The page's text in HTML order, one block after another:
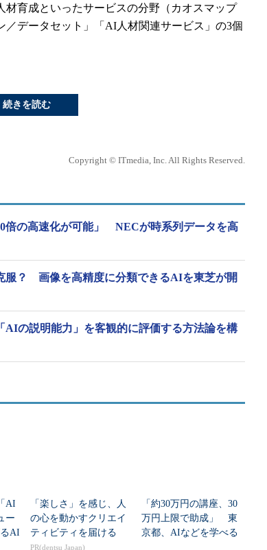
育成といったサービスの分野（カオスマップ
データセット」「AI人材関連サービス」の3個
続きを読む
Copyright © ITmedia, Inc. All Rights Reserved.
倍の高速化が可能」 NECが時系列データを高
服？ 画像を高精度に分類できるAIを東芝が開
AIの説明能力」を客観的に評価する方法論を構
AI
ー
AI
「楽しさ」を感じ、人
の心を動かすクリエイ
ティビティを届ける
PR(dentsu Japan)
「約30万円の講座、30
万円上限で助成」 東
京都、AIなどを学べる